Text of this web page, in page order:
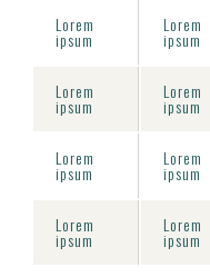
Lorem
ipsum
Lorem
ipsum
Lorem
ipsum
Lorem
ipsum
Lorem
ipsum
Lorem
ipsum
Lorem
ipsum
Lorem
ipsum